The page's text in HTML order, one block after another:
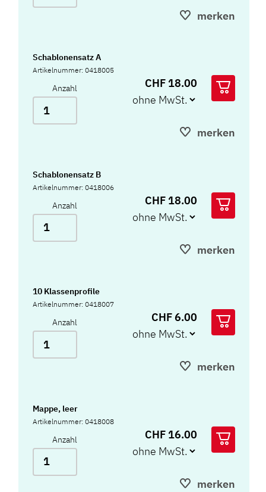
merken
Schablonensatz A
Artikelnummer: 0418005
Anzahl CHF 18.00
merken
Schablonensatz B
Artikelnummer: 0418006
Anzahl CHF 18.00
merken
10 Klassenprofile
Artikelnummer: 0418007
Anzahl CHF 6.00
merken
Mappe, leer
Artikelnummer: 0418008
Anzahl CHF 16.00
merken